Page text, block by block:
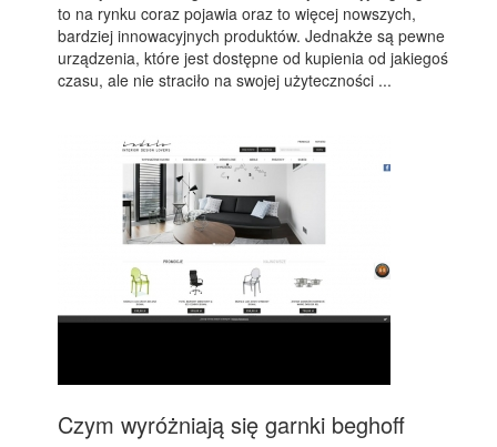
to na rynku coraz pojawia oraz to więcej nowszych,
bardziej innowacyjnych produktów. Jednakże są pewne
urządzenia, które jest dostępne od kupienia od jakiegoś
czasu, ale nie straciło na swojej użyteczności ...
Czym wyróżniają się garnki beghoff